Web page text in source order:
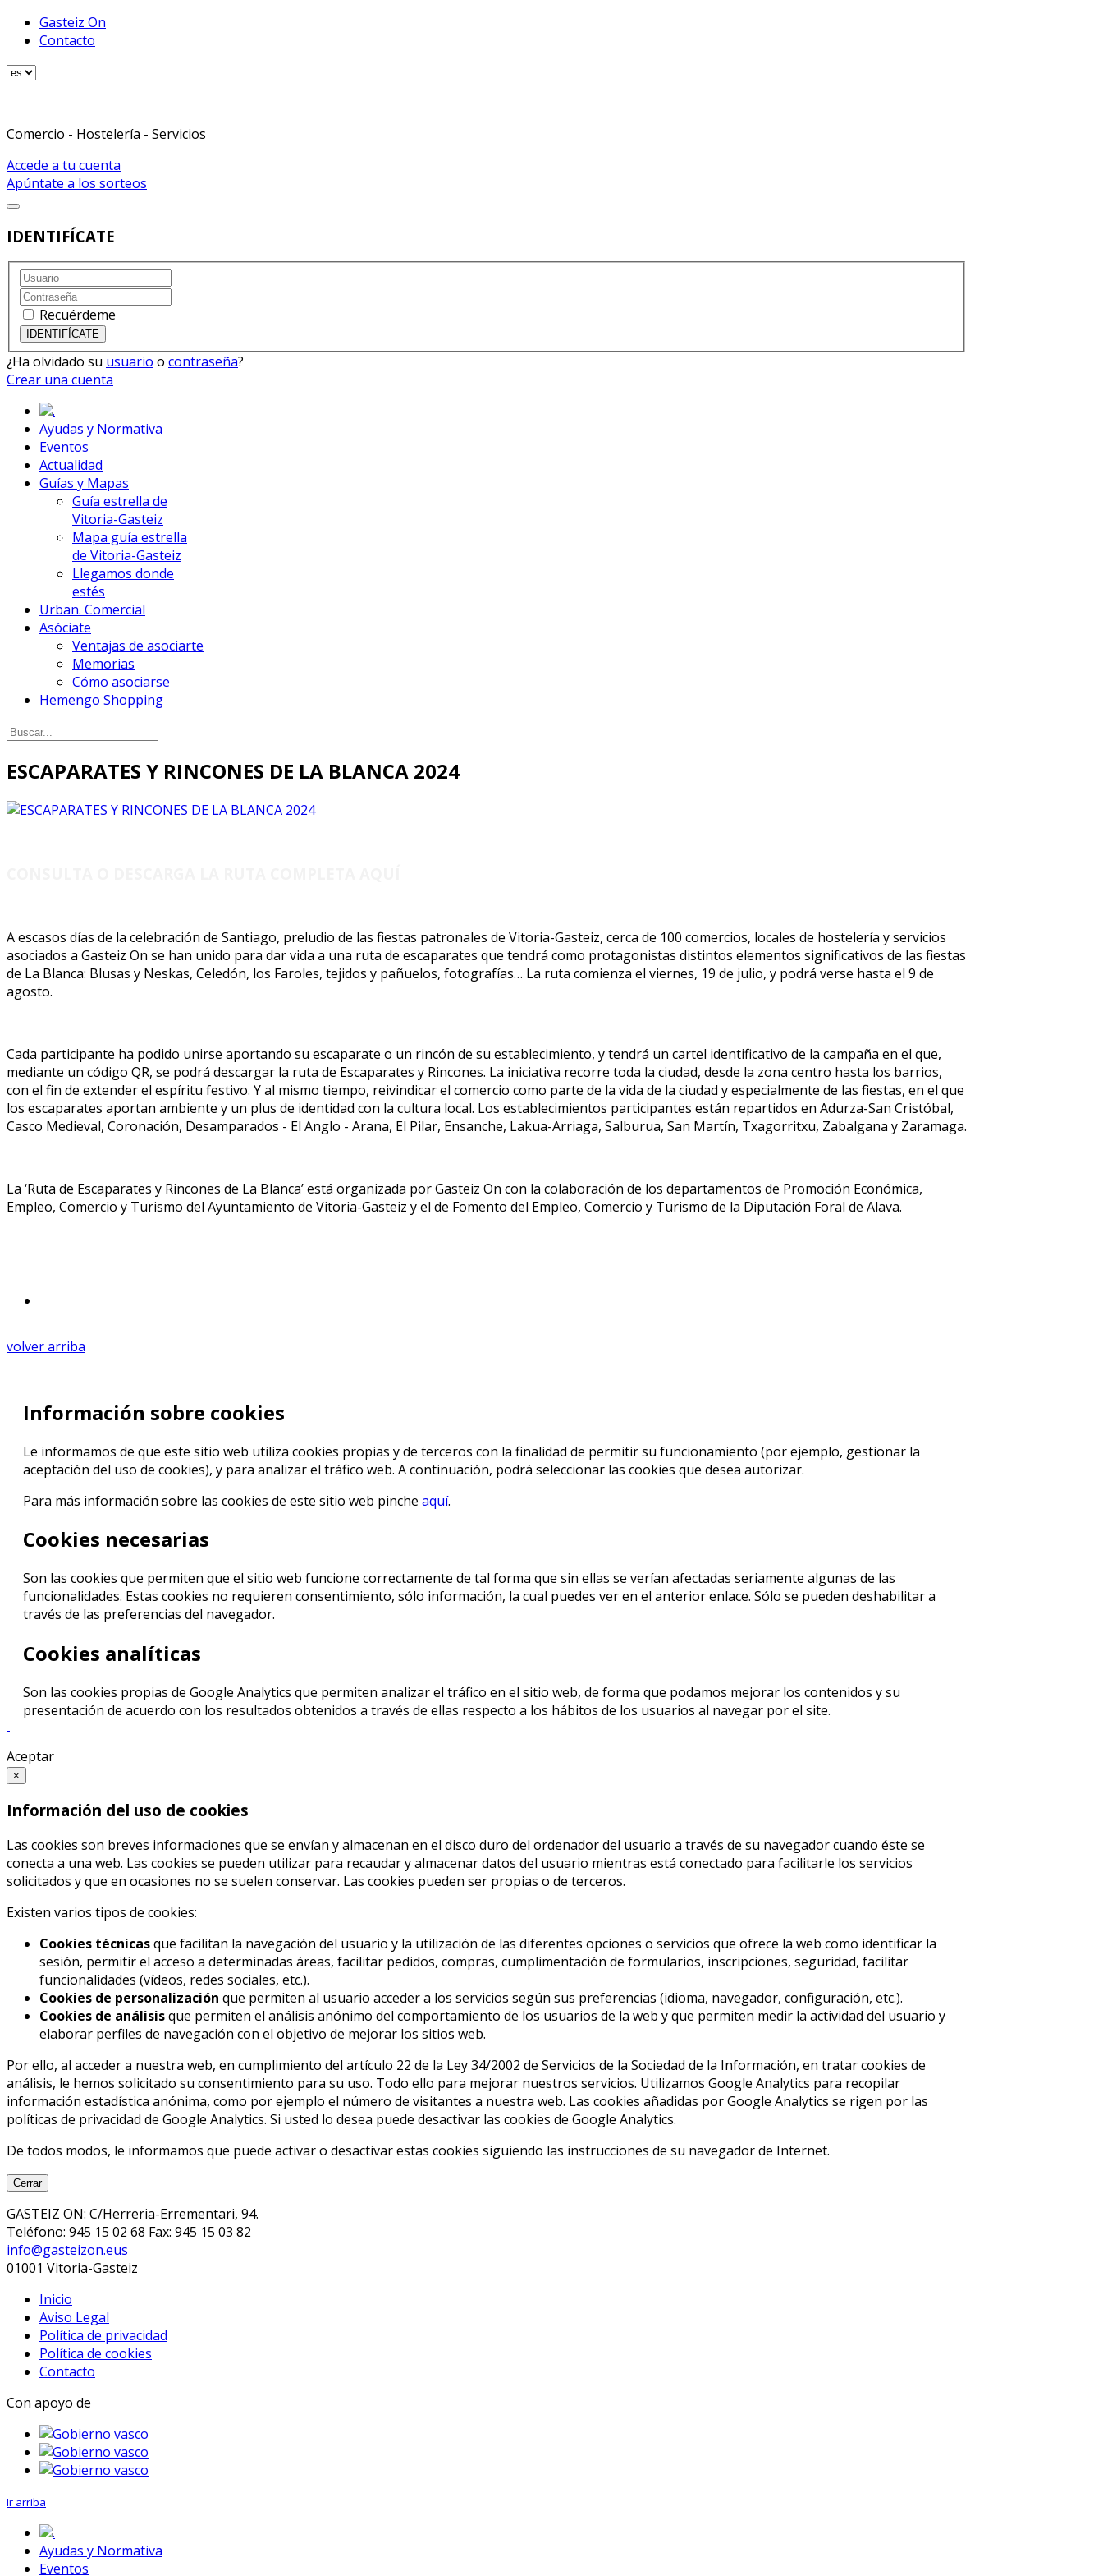
Gasteiz On
Contacto
Comercio - Hostelería - Servicios
Accede a tu cuenta
Apúntate a los sorteos
IDENTIFÍCATE
Recuérdeme
¿Ha olvidado su usuario o contraseña?
Crear una cuenta
.
Ayudas y Normativa
Eventos
Actualidad
Guías y Mapas
Guía estrella de
Vitoria-Gasteiz
Mapa guía estrella
de Vitoria-Gasteiz
Llegamos donde
estés
Urban. Comercial
Asóciate
Ventajas de asociarte
Memorias
Cómo asociarse
Hemengo Shopping
ESCAPARATES Y RINCONES DE LA BLANCA 2024
A escasos días de la celebración de Santiago, preludio de las fiestas patronales de Vitoria-Gasteiz, cerca de 100 comercios, locales de hostelería y servicios
asociados a Gasteiz On se han unido para dar vida a una ruta de escaparates que tendrá como protagonistas distintos elementos significativos de las fiestas
de La Blanca: Blusas y Neskas, Celedón, los Faroles, tejidos y pañuelos, fotografías… La ruta comienza el viernes, 19 de julio, y podrá verse hasta el 9 de
agosto.
Cada participante ha podido unirse aportando su escaparate o un rincón de su establecimiento, y tendrá un cartel identificativo de la campaña en el que,
mediante un código QR, se podrá descargar la ruta de Escaparates y Rincones. La iniciativa recorre toda la ciudad, desde la zona centro hasta los barrios,
con el fin de extender el espíritu festivo. Y al mismo tiempo, reivindicar el comercio como parte de la vida de la ciudad y especialmente de las fiestas, en el que
los escaparates aportan ambiente y un plus de identidad con la cultura local. Los establecimientos participantes están repartidos en Adurza-San Cristóbal,
Casco Medieval, Coronación, Desamparados - El Anglo - Arana, El Pilar, Ensanche, Lakua-Arriaga, Salburua, San Martín, Txagorritxu, Zabalgana y Zaramaga.
La ‘Ruta de Escaparates y Rincones de La Blanca’ está organizada por Gasteiz On con la colaboración de los departamentos de Promoción Económica,
Empleo, Comercio y Turismo del Ayuntamiento de Vitoria-Gasteiz y el de Fomento del Empleo, Comercio y Turismo de la Diputación Foral de Alava.
volver arriba
Información sobre cookies
Le informamos de que este sitio web utiliza cookies propias y de terceros con la finalidad de permitir su funcionamiento (por ejemplo, gestionar la
aceptación del uso de cookies), y para analizar el tráfico web. A continuación, podrá seleccionar las cookies que desea autorizar.
Para más información sobre las cookies de este sitio web pinche aquí.
Cookies necesarias
Son las cookies que permiten que el sitio web funcione correctamente de tal forma que sin ellas se verían afectadas seriamente algunas de las
funcionalidades. Estas cookies no requieren consentimiento, sólo información, la cual puedes ver en el anterior enlace. Sólo se pueden deshabilitar a
través de las preferencias del navegador.
Cookies analíticas
Son las cookies propias de Google Analytics que permiten analizar el tráfico en el sitio web, de forma que podamos mejorar los contenidos y su
presentación de acuerdo con los resultados obtenidos a través de ellas respecto a los hábitos de los usuarios al navegar por el site.
Aceptar
×
Información del uso de cookies
Las cookies son breves informaciones que se envían y almacenan en el disco duro del ordenador del usuario a través de su navegador cuando éste se
conecta a una web. Las cookies se pueden utilizar para recaudar y almacenar datos del usuario mientras está conectado para facilitarle los servicios
solicitados y que en ocasiones no se suelen conservar. Las cookies pueden ser propias o de terceros.
Existen varios tipos de cookies:
Cookies técnicasque facilitan la navegación del usuario y la utilización de las diferentes opciones o servicios que ofrece la web como identificar la
sesión, permitir el acceso a determinadas áreas, facilitar pedidos, compras, cumplimentación de formularios, inscripciones, seguridad, facilitar
funcionalidades (vídeos, redes sociales, etc.).
Cookies de personalización que permiten al usuario acceder a los servicios según sus preferencias (idioma, navegador, configuración, etc.).
Cookies de análisisque permiten el análisis anónimo del comportamiento de los usuarios de la web y que permiten medir la actividad del usuario y
elaborar perfiles de navegación con el objetivo de mejorar los sitios web.
Por ello, al acceder a nuestra web, en cumplimiento del artículo 22 de la Ley 34/2002 de Servicios de la Sociedad de la Información, en tratar cookies de
análisis, le hemos solicitado su consentimiento para su uso. Todo ello para mejorar nuestros servicios. Utilizamos Google Analytics para recopilar
información estadística anónima, como por ejemplo el número de visitantes a nuestra web. Las cookies añadidas por Google Analytics se rigen por las
políticas de privacidad de Google Analytics. Si usted lo desea puede desactivar las cookies de Google Analytics.
De todos modos, le informamos que puede activar o desactivar estas cookies siguiendo las instrucciones de su navegador de Internet.
Cerrar
GASTEIZ ON: C/Herreria-Errementari, 94.
Teléfono: 945 15 02 68 Fax: 945 15 03 82
info@gasteizon.eus
01001 Vitoria-Gasteiz
Inicio
Aviso Legal
Política de privacidad
Política de cookies
Contacto
Con apoyo de
Ir arriba
.
Ayudas y Normativa
Eventos